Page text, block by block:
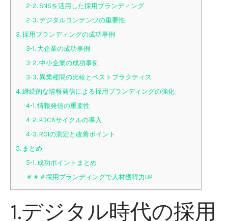
2-2. SNSを活用した採用ブランディング
2-3. デジタルコンテンツの重要性
3. 採用ブランディングの成功事例
3-1. 大企業の成功事例
3-2. 中小企業の成功事例
3-3. 異業種間の比較とベストプラクティス
4. 継続的な情報発信による採用ブランディングの強化
4-1. 情報発信の重要性
4-2. PDCAサイクルの導入
4-3. ROIの測定と改善ポイント
5. まとめ
5-1. 成功ポイントまとめ
＃＃＃採用ブランディングで人材獲得力UP
1.デジタル時代の採用